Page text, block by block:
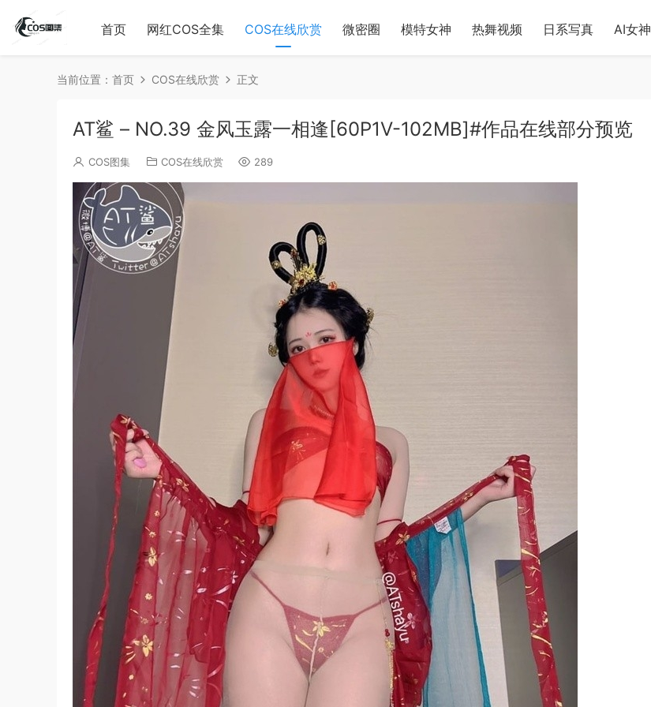
首页 网红COS全集 COS在线欣赏 微密圈 模特女神 热舞视频 日系写真 AI女神
当前位置： 首页 COS在线欣赏 正文
AT鲨 – NO.39 金风玉露一相逢[60P1V-102MB]#作品在线部分预览
COS图集 COS在线欣赏 289